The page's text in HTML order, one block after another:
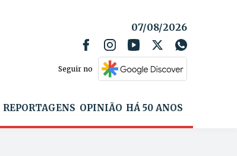
07/08/2026
Seguir no
REPORTAGENS OPINIÃO HÁ 50 ANOS